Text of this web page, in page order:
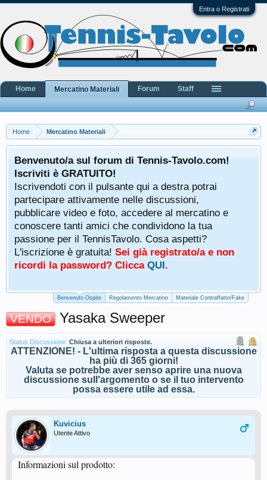
Entra o Registrati
Home Mercatino Materiali
Benvenuto/a sul forum di Tennis-Tavolo.com!
Iscriviti è GRATUITO!
Iscrivendoti con il pulsante qui a destra potrai
partecipare attivamente nelle discussioni,
pubblicare video e foto, accedere al mercatino e
conoscere tanti amici che condividono la tua
passione per il TennisTavolo. Cosa aspetti?
L'iscrizione è gratuita! Sei già registrato/a e non
ricordi la password? Clicca QUI.
Benvenuto Ospite Regolamento Mercatino Materiale Contraffatto/Fake
VENDO Yasaka Sweeper
Status Discussione: Chiusa a ulteriori risposte.
ATTENZIONE! - L'ultima risposta a questa discussione
ha più di 365 giorni!
Valuta se potrebbe aver senso aprire una nuova
discussione sull'argomento o se il tuo intervento
possa essere utile ad essa.
Kuvicius
Utente Attivo
Informazioni sul prodotto:
Home Mercatino Materiali Forum Staff